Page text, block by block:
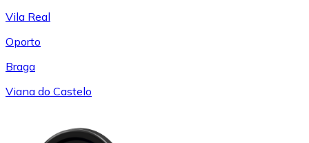
Vila Real
Oporto
Braga
Viana do Castelo